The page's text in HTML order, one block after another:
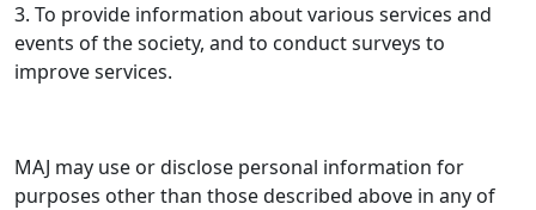
3. To provide information about various services and
events of the society, and to conduct surveys to
improve services.
MAJ may use or disclose personal information for
purposes other than those described above in any of